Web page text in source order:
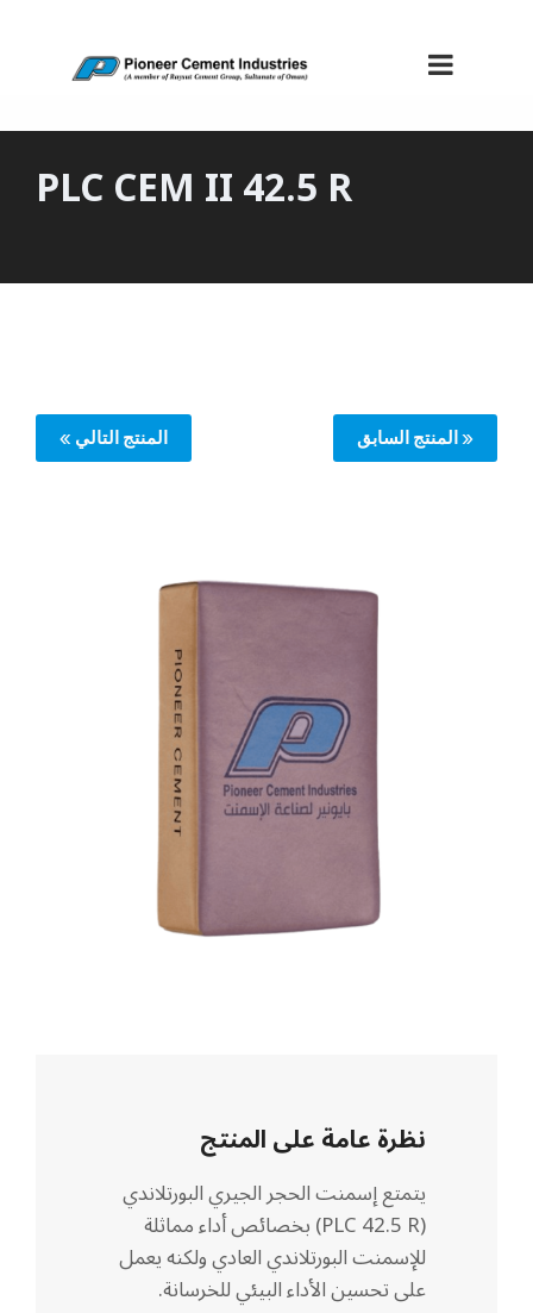
PLC CEM II 42.5 R
« المنتج السابق المنتج التالي »
نظرة عامة على المنتج
يتمتع إسمنت الحجر الجيري البورتلاندي
(PLC 42.5 R) بخصائص أداء مماثلة
للإسمنت البورتلاندي العادي ولكنه يعمل
على تحسين الأداء البيئي للخرسانة.